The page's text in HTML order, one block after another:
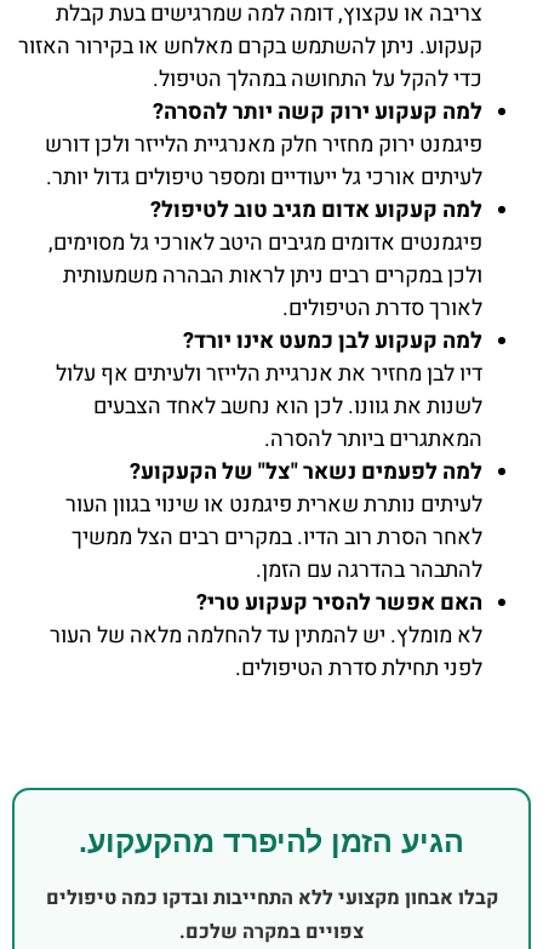
צריבה או עקצוץ, דומה למה שמרגישים בעת קבלת
קעקוע. ניתן להשתמש בקרם מאלחש או בקירור האזור
כדי להקל על התחושה במהלך הטיפול.
למה קעקוע ירוק קשה יותר להסרה?
פיגמנט ירוק מחזיר חלק מאנרגיית הלייזר ולכן דורש
לעיתים אורכי גל ייעודיים ומספר טיפולים גדול יותר.
למה קעקוע אדום מגיב טוב לטיפול?
פיגמנטים אדומים מגיבים היטב לאורכי גל מסוימים,
ולכן במקרים רבים ניתן לראות הבהרה משמעותית
לאורך סדרת הטיפולים.
למה קעקוע לבן כמעט אינו יורד?
דיו לבן מחזיר את אנרגיית הלייזר ולעיתים אף עלול
לשנות את גוונו. לכן הוא נחשב לאחד הצבעים
המאתגרים ביותר להסרה.
למה לפעמים נשאר "צל" של הקעקוע?
לעיתים נותרת שארית פיגמנט או שינוי בגוון העור
לאחר הסרת רוב הדיו. במקרים רבים הצל ממשיך
להתבהר בהדרגה עם הזמן.
האם אפשר להסיר קעקוע טרי?
לא מומלץ. יש להמתין עד להחלמה מלאה של העור
לפני תחילת סדרת הטיפולים.
הגיע הזמן להיפרד מהקעקוע.
קבלו אבחון מקצועי ללא התחייבות ובדקו כמה טיפולים
צפויים במקרה שלכם.